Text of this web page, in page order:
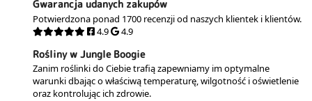
Gwarancja udanych zakupów
Potwierdzona ponad 1700 recenzji od naszych klientek i klientów.
4.9
4.9
Rośliny w Jungle Boogie
Zanim roślinki do Ciebie trafią zapewniamy im optymalne
warunki dbając o właściwą temperaturę, wilgotność i oświetlenie
oraz kontrolując ich zdrowie.